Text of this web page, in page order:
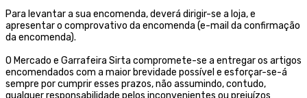
Para levantar a sua encomenda, deverá dirigir-se a loja, e
apresentar o comprovativo da encomenda (e-mail da confirmação
da encomenda).
O Mercado e Garrafeira Sirta compromete-se a entregar os artigos
encomendados com a maior brevidade possível e esforçar-se-á
sempre por cumprir esses prazos, não assumindo, contudo,